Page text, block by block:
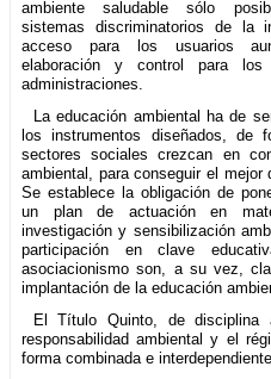
ambiente saludable sólo
sistemas discriminatorios de la
acceso para los usuarios
elaboración y control para
administraciones.
La educación ambiental ha de
los instrumentos diseñados, de
sectores sociales crezcan en
ambiental, para conseguir el mejor
Se establece la obligación de
un plan de actuación en
investigación y sensibilización
participación en clave
asociacionismo son, a su vez,
implantación de la educación
El Título Quinto, de disciplina
responsabilidad ambiental y el
forma combinada e interdependiente.